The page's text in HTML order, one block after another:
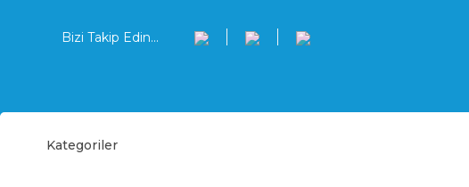
Bizi Takip Edin...
Kategoriler